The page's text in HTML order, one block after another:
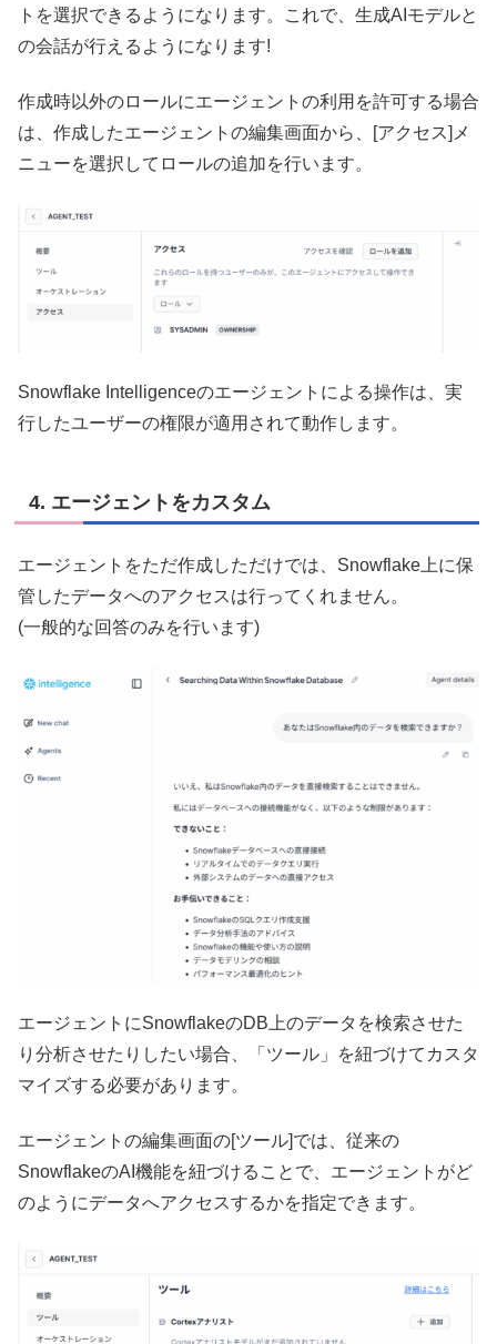
トを選択できるようになります。これで、生成AIモデルと
の会話が行えるようになります!
作成時以外のロールにエージェントの利用を許可する場合
は、作成したエージェントの編集画面から、[アクセス]メ
ニューを選択してロールの追加を行います。
Snowflake Intelligenceのエージェントによる操作は、実
行したユーザーの権限が適用されて動作します。
4. エージェントをカスタム
エージェントをただ作成しただけでは、Snowflake上に保
管したデータへのアクセスは行ってくれません。
(一般的な回答のみを行います)
エージェントにSnowflakeのDB上のデータを検索させた
り分析させたりしたい場合、「ツール」を紐づけてカスタ
マイズする必要があります。
エージェントの編集画面の[ツール]では、従来の
SnowflakeのAI機能を紐づけることで、エージェントがど
のようにデータへアクセスするかを指定できます。